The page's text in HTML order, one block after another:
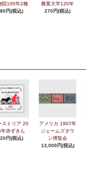
院100年2種
円(税込)
農業大学120年
270円(税込)
ストリア 20
赤ずきん
円(税込)
アメリカ 1907年
ジェームズタウ
ン博覧会
13,000円(税込)